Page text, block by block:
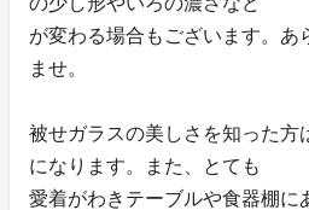
が変わる場合もございます。あ
ませ。
被せガラスの美しさを知った方
になります。また、とても
愛着がわきテーブルや食器棚に